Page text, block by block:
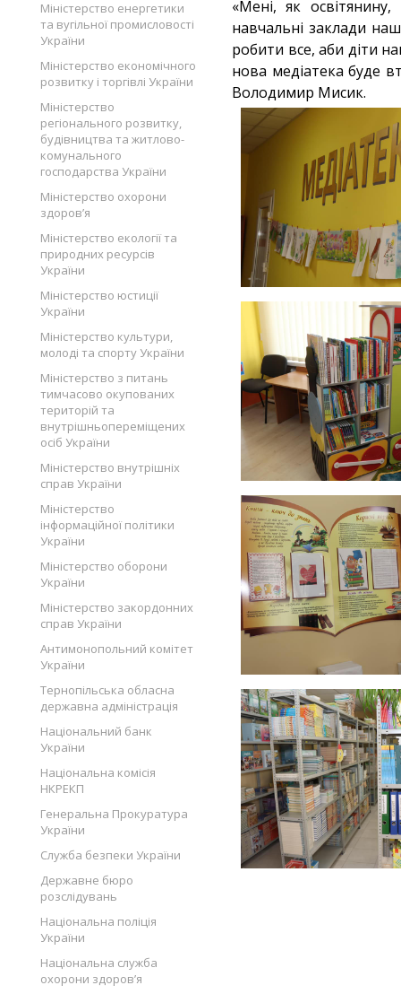
Міністерство енергетики
та вугільної промисловості
України
Міністерство економічного
розвитку і торгівлі України
Міністерство
регіонального розвитку,
будівництва та житлово-
комунального
господарства України
Міністерство охорони
здоров’я
Міністерство екології та
природних ресурсів
України
Міністерство юстиції
України
Міністерство культури,
молоді та спорту України
Міністерство з питань
тимчасово окупованих
територій та
внутрішньопереміщених
осіб України
Міністерство внутрішніх
справ України
Міністерство
інформаційної політики
України
Міністерство оборони
України
Міністерство закордонних
справ України
Антимонопольний комітет
України
Тернопільська обласна
державна адміністрація
Національний банк
України
Національна комісія
НКРЕКП
Генеральна Прокуратура
України
Служба безпеки України
Державне бюро
розслідувань
Національна поліція
України
Національна служба
охорони здоров’я
«Мені, як
навчальні заклади
робити все, аби діти
нова медіатека буде
Володимир Мисик.